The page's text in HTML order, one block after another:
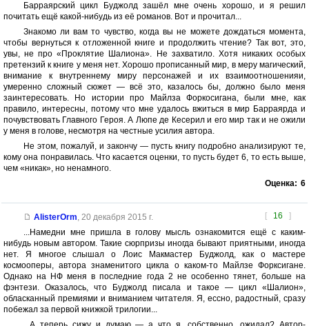
Барраярский цикл Буджолд зашёл мне очень хорошо, и я решил
почитать ещё какой-нибудь из её романов. Вот и прочитал...
Знакомо ли вам то чувство, когда вы не можете дождаться момента,
чтобы вернуться к отложенной книге и продолжить чтение? Так вот, это,
увы, не про «Проклятие Шалиона». Не захватило. Хотя никаких особых
претензий к книге у меня нет. Хорошо прописанный мир, в меру магический,
внимание к внутреннему миру персонажей и их взаимоотношенияи,
умеренно сложный сюжет — всё это, казалось бы, должно было меня
заинтересовать. Но истории про Майлза Форкосигана, были мне, как
правило, интересны, потому что мне удалось вжиться в мир Барраярда и
почувствовать Главного Героя. А Люпе де Кесерил и его мир так и не ожили
у меня в голове, несмотря на честные усилия автора.
Не этом, пожалуй, и закончу — пусть книгу подробно анализируют те,
кому она понравилась. Что касается оценки, то пусть будет 6, то есть выше,
чем «никак», но ненамного.
Оценка: 6
[ 16 ]
AlisterOrm, 20 декабря 2015 г.
...Намедни мне пришла в голову мысль ознакомится ещё с каким-
нибудь новым автором. Такие сюрпризы иногда бывают приятными, иногда
нет. Я многое слышал о Лоис Макмастер Буджолд, как о мастере
космооперы, автора знаменитого цикла о каком-то Майлзе Форксигане.
Однако на НФ меня в последние года 2 не особенно тянет, больше на
фэнтези. Оказалось, что Буджолд писала и такое — цикл «Шалион»,
обласканный премиями и вниманием читателя. Я, ессно, радостный, сразу
побежал за первой книжкой трилогии...